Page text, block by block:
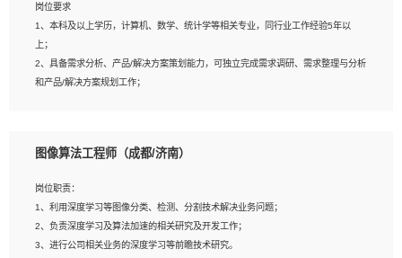
岗位要求：
1、全日制统招本科及以上学历，计算机相关专业毕业，5年以上开发工作经验；
2、具有扎实的java编程功底和良好的编码习惯，有分布式、多线程及高并发系统开
发经验和性能调优经验尤佳；熟悉JVM调优；掌握基础中间件、基础架构方案和云
平台、云产品功能特性，熟练使用相关平台的功能和了解其背后实现机制；
研发管理流程建设经验；
种常用框架和技术Springboot、Shiro、springcloud等；熟悉Linux常用命令和了解
常用脚本语言，较丰富的线上系统运维经验，复杂问题排查思路清晰。
岗位要求
1、本科及以上学历，计算机、数学、统计学等相关专业，同行业工作经验5年以
上；
2、具备需求分析、产品/解决方案策划能力，可独立完成需求调研、需求整理与分析
和产品/解决方案规划工作；
相关的解决方案，包括视频分析、图像识别、NLP、OCR、机器学习等；
AI算法框架，对人脸识别、目标检测、图像识别、OCR、NLP等AI算法有深刻理
解。具有AI平台级产品/解决方案从业经验者优先。具有大数据技术背景者优先；
6、具备良好的客户意识与沟通能力，善于学习思考、创新与团队协作，认真负责、
执行力与抗压力强。
图像算法工程师（成都/济南）
岗位职责：
1、利用深度学习等图像分类、检测、分割技术解决业务问题；
2、负责深度学习及算法加速的相关研究及开发工作；
3、进行公司相关业务的深度学习等前瞻技术研究。